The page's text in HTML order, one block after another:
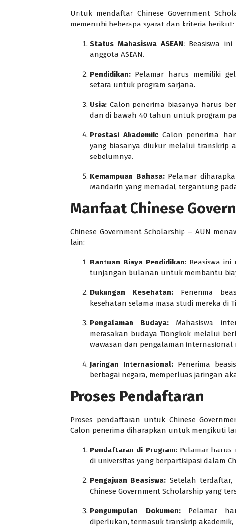
Untuk mendaftar Chinese Government
memenuhi beberapa syarat dan kriteria berikut:
Status Mahasiswa ASEAN:Beasiswa ini
anggota ASEAN.
Pendidikan: Pelamar harus memiliki
setara untuk program sarjana.
Usia: Calon penerima biasanya harus
dan di bawah 40 tahun untuk program
Prestasi Akademik: Calon penerima
yang biasanya diukur melalui transkrip
sebelumnya.
Kemampuan Bahasa:Pelamar
Mandarin yang memadai, tergantung
Manfaat Chinese
Chinese Government Scholarship – AUN
lain:
Bantuan Biaya Pendidikan:Beasiswa ini
tunjangan bulanan untuk membantu
Dukungan Kesehatan:Penerima
kesehatan selama masa studi mereka di
Pengalaman Budaya: Mahasiswa
merasakan budaya Tiongkok melalui
wawasan dan pengalaman internasional
Jaringan Internasional: Penerima
berbagai negara, memperluas jaringan
Proses Pendaftaran
Proses pendaftaran untuk Chinese
Calon penerima diharapkan untuk mengikuti
Pendaftaran di Program:Pelamar harus
di universitas yang berpartisipasi dalam
Pengajuan Beasiswa: Setelah
Chinese Government Scholarship yang
Pengumpulan Dokumen:Pelamar
diperlukan, termasuk transkrip